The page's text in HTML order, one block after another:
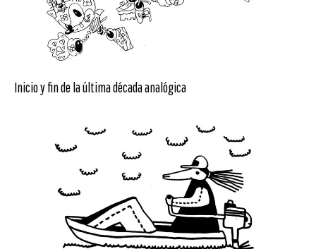
Inicio y fin de la última década analógica